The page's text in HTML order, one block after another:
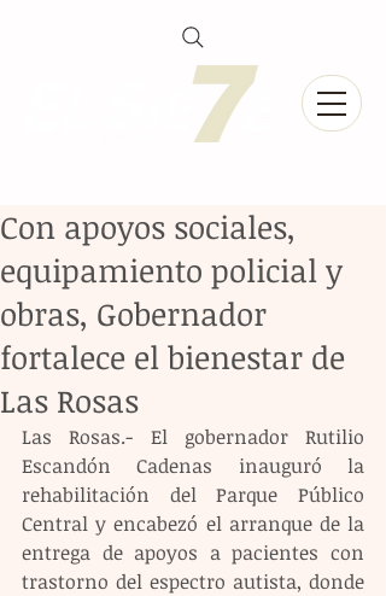
Con apoyos sociales,
equipamiento policial y
obras, Gobernador
fortalece el bienestar de
Las Rosas
Las Rosas.- El gobernador Rutilio
Escandón Cadenas inauguró la
rehabilitación del Parque Público
Central y encabezó el arranque de la
entrega de apoyos a pacientes con
trastorno del espectro autista, donde